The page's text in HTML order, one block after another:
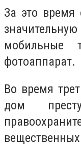
За это время
мобильные
фотоаппарат.
Во время
дом